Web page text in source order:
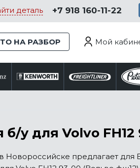
деталь +7 918 160-11-22
НА РАЗБОР Мой
у для Volvo FH12
Новороссийске предлагает